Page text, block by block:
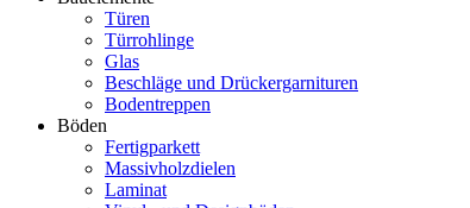
Türen
Türrohlinge
Glas
Beschläge und Drückergarnituren
Bodentreppen
Böden
Fertigparkett
Massivholzdielen
Laminat